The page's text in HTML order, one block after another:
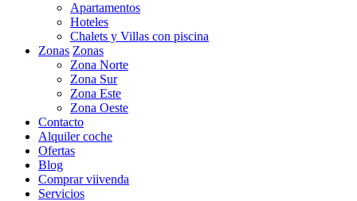
Apartamentos
Hoteles
Chalets y Villas con piscina
Zonas Zonas
Zona Norte
Zona Sur
Zona Este
Zona Oeste
Contacto
Alquiler coche
Ofertas
Blog
Comprar viivenda
Servicios